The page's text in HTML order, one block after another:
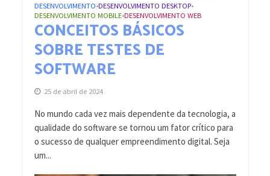
DESENVOLVIMENTO•DESENVOLVIMENTO DESKTOP•
DESENVOLVIMENTO MOBILE•DESENVOLVIMENTO WEB
CONCEITOS BÁSICOS
SOBRE TESTES DE
SOFTWARE
25 de abril de 2024
No mundo cada vez mais dependente da tecnologia, a
qualidade do software se tornou um fator crítico para
o sucesso de qualquer empreendimento digital. Seja
um...